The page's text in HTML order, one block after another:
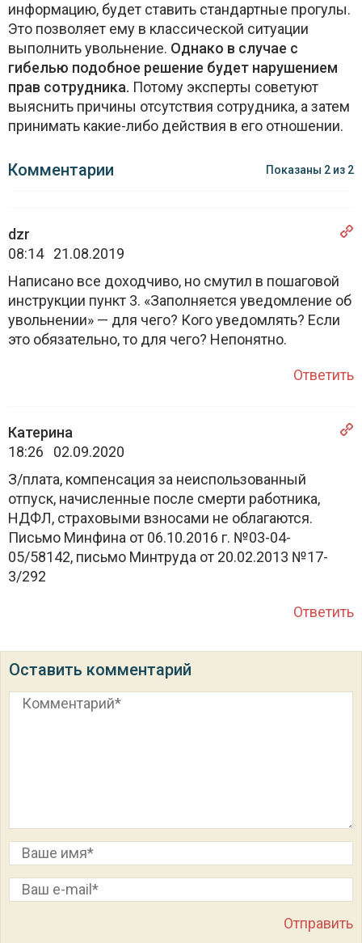
информацию, будет ставить стандартные прогулы.
Это позволяет ему в классической ситуации
выполнить увольнение. Однако в случае с
гибелью подобное решение будет нарушением
прав сотрудника. Потому эксперты советуют
выяснить причины отсутствия сотрудника, а затем
принимать какие-либо действия в его отношении.
Комментарии Показаны 2 из 2
dzr
08:14 21.08.2019
Написано все доходчиво, но смутил в пошаговой
инструкции пункт 3. «Заполняется уведомление об
увольнении» — для чего? Кого уведомлять? Если
это обязательно, то для чего? Непонятно.
Ответить
Катерина
18:26 02.09.2020
З/плата, компенсация за неиспользованный
отпуск, начисленные после смерти работника,
НДФЛ, страховыми взносами не облагаются.
Письмо Минфина от 06.10.2016 г. №03-04-
05/58142, письмо Минтруда от 20.02.2013 №17-
3/292
Ответить
Оставить комментарий